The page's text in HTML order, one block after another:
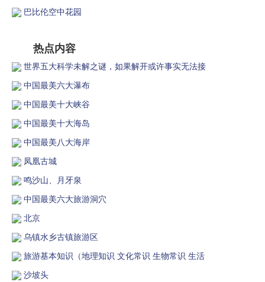
巴比伦空中花园
热点内容
世界五大科学未解之谜，如果解开或许事实无法接
中国最美六大瀑布
中国最美十大峡谷
中国最美十大海岛
中国最美八大海岸
凤凰古城
鸣沙山、月牙泉
中国最美六大旅游洞穴
北京
乌镇水乡古镇旅游区
旅游基本知识（地理知识 文化常识 生物常识 生活
沙坡头